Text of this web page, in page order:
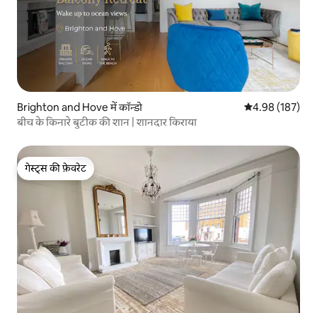
Brighton and Hove में कॉन्डो औसत रेटिंग 5 में से
4.98 (187)
बीच के किनारे बुटीक की शान | शानदार किराया
गेस्ट्स की फ़ेवरेट
गेस्ट्स की फ़ेवरेट